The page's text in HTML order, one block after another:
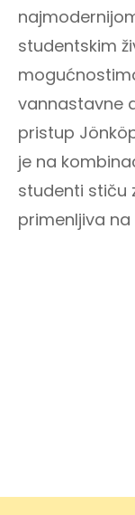
studentskim
vannastavne
pristup
je na
studenti stiču
primenljiva